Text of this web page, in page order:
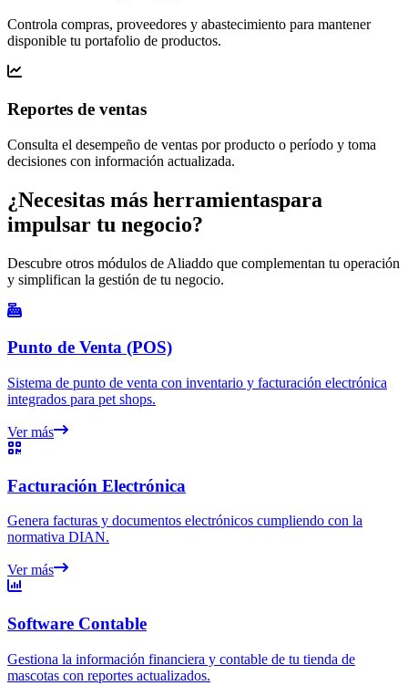
Controla compras, proveedores y abastecimiento para mantener
disponible tu portafolio de productos.
Reportes de ventas
Consulta el desempeño de ventas por producto o período y toma
decisiones con información actualizada.
¿Necesitas más herramientaspara
impulsar tu negocio?
Descubre otros módulos de Aliaddo que complementan tu operación
y simplifican la gestión de tu negocio.
Punto de Venta (POS)
Sistema de punto de venta con inventario y facturación electrónica
integrados para pet shops.
Ver más
Facturación Electrónica
Genera facturas y documentos electrónicos cumpliendo con la
normativa DIAN.
Ver más
Software Contable
Gestiona la información financiera y contable de tu tienda de
mascotas con reportes actualizados.